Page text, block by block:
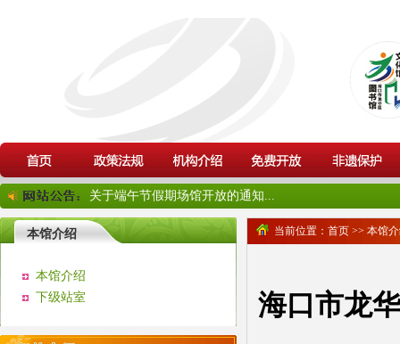
关于端午节假期场馆开放的通知...
本馆介绍
本馆介绍
下级站室
当前位置： 首页 >> 本馆
海口市龙